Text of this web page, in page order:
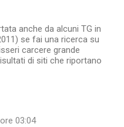
anche da alcuni TG in
se fai una ricerca su
carcere grande
di siti che riportano
03:04